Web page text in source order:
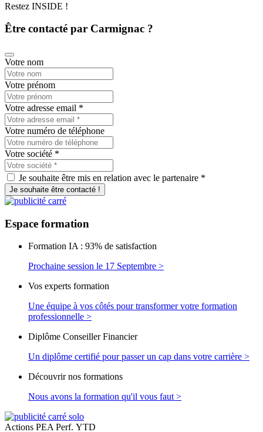
Restez INSIDE !
Être contacté par Carmignac ?
Votre nom
Votre prénom
Votre adresse email *
Votre numéro de téléphone
Votre société *
Je souhaite être mis en relation avec le partenaire *
Je souhaite être contacté !
Espace formation
Formation IA : 93% de satisfaction
Prochaine session le 17 Septembre >
Vos experts formation
Une équipe à vos côtés pour transformer votre formation
professionnelle >
Diplôme Conseiller Financier
Un diplôme certifié pour passer un cap dans votre carrière >
Découvrir nos formations
Nous avons la formation qu'il vous faut >
Actions PEA Perf. YTD